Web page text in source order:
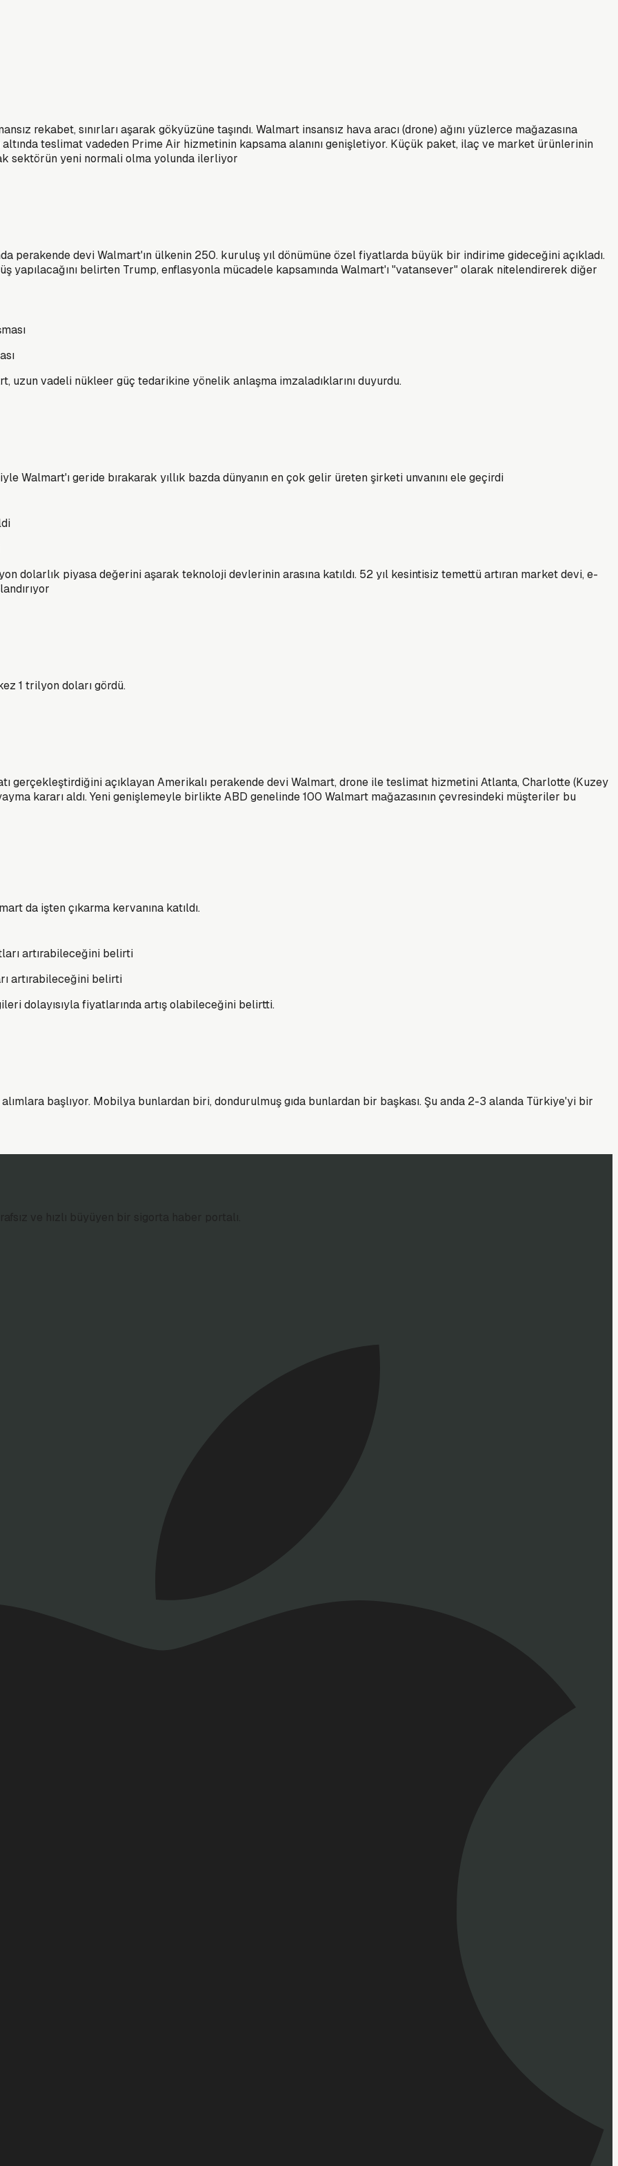
rekabet, sınırları aşarak gökyüzüne taşındı. Walmart insansız hava aracı (drone) ağını yüzlerce mağazasına
teslimat vadeden Prime Air hizmetinin kapsama alanını genişletiyor. Küçük paket, ilaç ve market ürünlerinin
sektörün yeni normali olma yolunda ilerliyor
perakende devi Walmart'ın ülkenin 250. kuruluş yıl dönümüne özel fiyatlarda büyük bir indirime gideceğini açıkladı.
yapılacağını belirten Trump, enflasyonla mücadele kapsamında Walmart'ı "vatansever" olarak nitelendirerek diğer
vadeli nükleer güç tedarikine yönelik anlaşma imzaladıklarını duyurdu.
Walmart'ı geride bırakarak yıllık bazda dünyanın en çok gelir üreten şirketi unvanını ele geçirdi
dolarlık piyasa değerini aşarak teknoloji devlerinin arasına katıldı. 52 yıl kesintisiz temettü artıran market devi, e-
1 trilyon doları gördü.
gerçekleştirdiğini açıklayan Amerikalı perakende devi Walmart, drone ile teslimat hizmetini Atlanta, Charlotte (Kuzey
kararı aldı. Yeni genişlemeyle birlikte ABD genelinde 100 Walmart mağazasının çevresindeki müşteriler bu
da işten çıkarma kervanına katıldı.
artırabileceğini belirti
dolayısıyla fiyatlarında artış olabileceğini belirtti.
başlıyor. Mobilya bunlardan biri, dondurulmuş gıda bunlardan bir başkası. Şu anda 2-3 alanda Türkiye'yi bir